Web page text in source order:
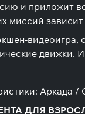
и приложит
миссий зависит
видеоигра,
движки.
Аркада
ДЛЯ